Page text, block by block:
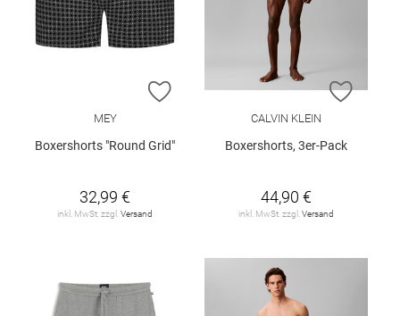
ZUR WUNSCHLISTE HINZUFÜGEN
MEY
Boxershorts "Round Grid"
32,99 €
inkl. MwSt. zzgl. Versand
ZUR
CALVIN KLEIN
Boxershorts, 3er-Pack
44,90 €
inkl. MwSt. zzgl. Versand